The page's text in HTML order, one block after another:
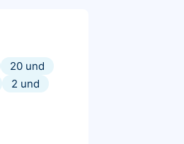
20 und
2 und